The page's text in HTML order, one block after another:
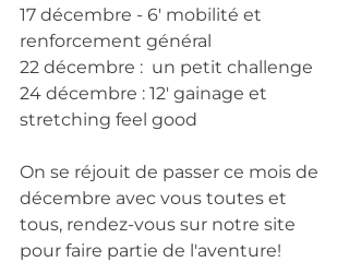
17 décembre - 6' mobilité et
renforcement général
22 décembre :  un petit challenge
24 décembre : 12' gainage et
stretching feel good
On se réjouit de passer ce mois de
décembre avec vous toutes et
tous, rendez-vous sur notre site
pour faire partie de l'aventure!